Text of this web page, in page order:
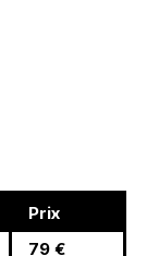
Prix
79 €